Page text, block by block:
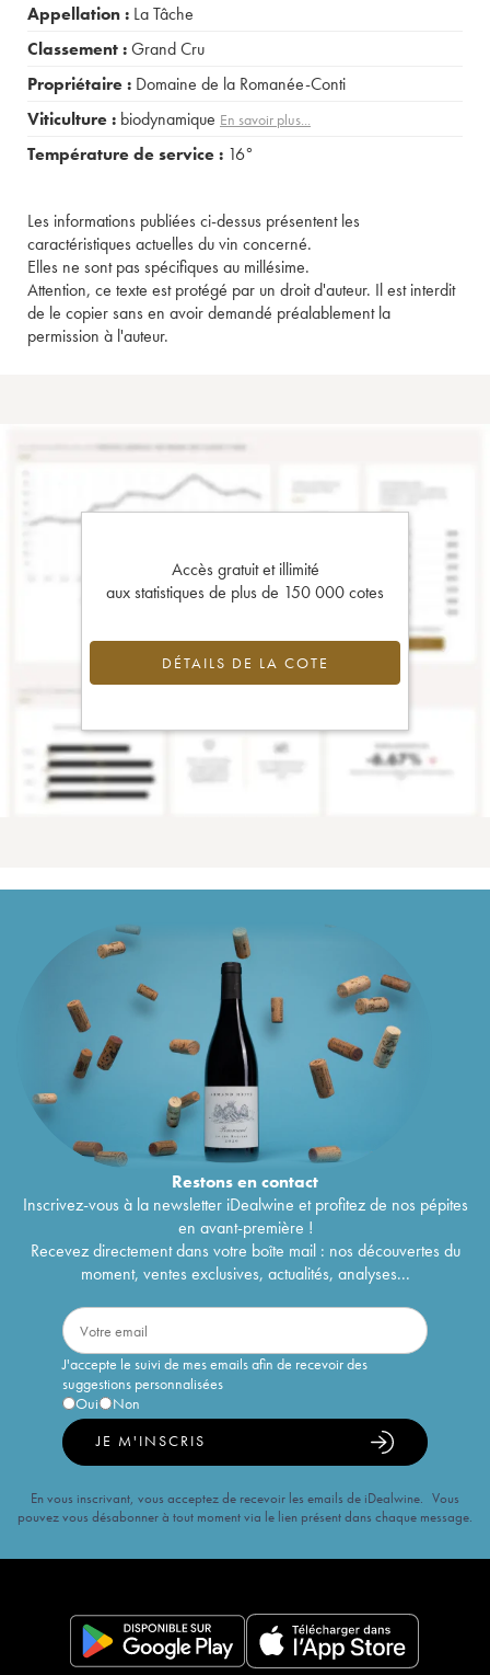
Appellation : La Tâche
Classement :Grand Cru
Propriétaire : Domaine de la Romanée-Conti
Viticulture : biodynamique En savoir plus...
Température de service : 16°
Les informations publiées ci-dessus présentent les
caractéristiques actuelles du vin concerné.
Elles ne sont pas spécifiques au millésime.
Attention, ce texte est protégé par un droit d'auteur. Il est interdit
de le copier sans en avoir demandé préalablement la
permission à l'auteur.
Accès gratuit et illimité
aux statistiques de plus de 150 000 cotes
DÉTAILS DE LA COTE
Restons encontact
Inscrivez-vous à la newsletter iDealwine et profitez de nos pépites
en avant-première !
Recevez directement dans votre boîte mail : nos découvertes du
moment, ventes exclusives, actualités, analyses...
J'accepte le suivi de mes emails afin de recevoir des
suggestions personnalisées
Oui
Non
JE M'INSCRIS
En vous inscrivant, vous acceptez de recevoir les emails de iDealwine. Vous
pouvez vous désabonner à tout moment via le lien présent dans chaque message.